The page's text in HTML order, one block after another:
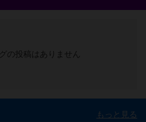
の投稿はありません
もっと見る